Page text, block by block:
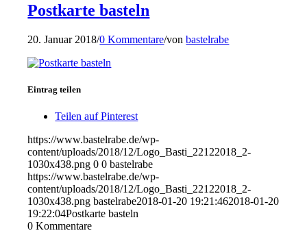
Postkarte basteln
20. Januar 2018/0 Kommentare/vonbastelrabe
Eintrag teilen
Teilen auf Pinterest
https://www.bastelrabe.de/wp-
content/uploads/2018/12/Logo_Basti_22122018_2-
1030x438.png 0 0 bastelrabe
https://www.bastelrabe.de/wp-
content/uploads/2018/12/Logo_Basti_22122018_2-
1030x438.png bastelrabe2018-01-20 19:21:462018-01-20
19:22:04Postkarte basteln
0 Kommentare